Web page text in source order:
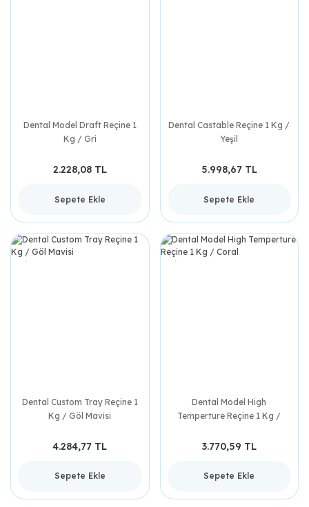
Dental Model Draft Reçine 1
Kg / Gri
2.228,08 TL
Sepete Ekle
Dental Castable Reçine 1 Kg /
Yeşil
5.998,67 TL
Sepete Ekle
Dental Custom Tray Reçine 1
Kg / Göl Mavisi
4.284,77 TL
Sepete Ekle
Dental Model High
Temperture Reçine 1 Kg /
3.770,59 TL
Sepete Ekle